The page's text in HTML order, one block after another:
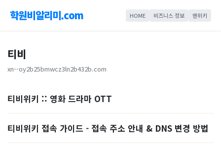
학원비알리미.com HOME 비즈니스 정보 맨위키
티비
xn--oy2b25bmwcz3ln2b432b.com
티비위키 :: 영화 드라마 OTT
티비위키 접속 가이드 - 접속 주소 안내 & DNS 변경 방법